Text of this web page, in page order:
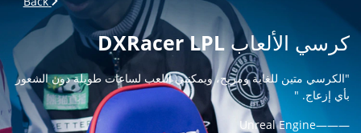
كرسي الألعاب DXRacer LPL
"الكرسي متين للغاية ومريح، ويمكنني اللعب لساعات طويلة دون الشعور
بأي إزعاج. "
———Unreal Engine